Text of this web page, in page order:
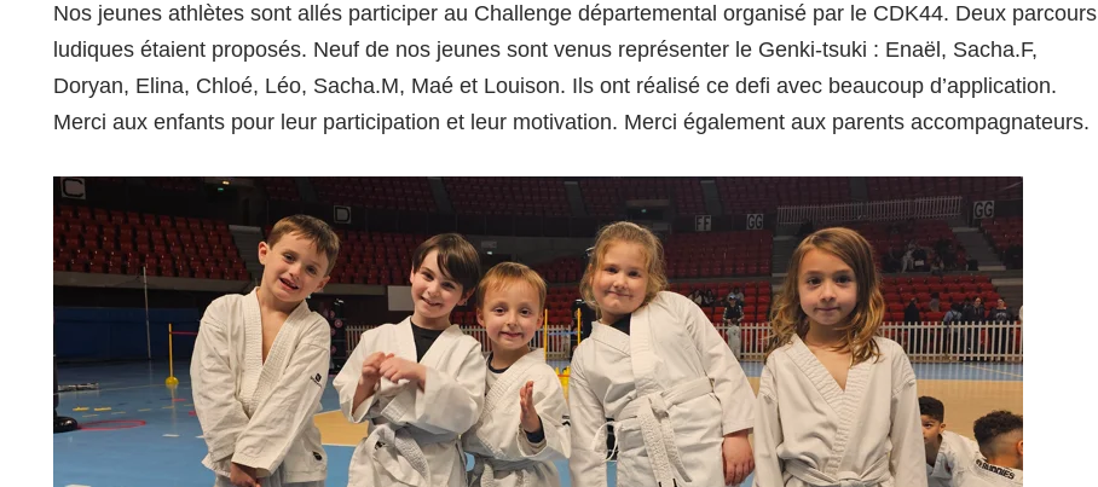
Nos jeunes athlètes sont allés participer au Challenge départemental organisé par le CDK44. Deux parcours
ludiques étaient proposés. Neuf de nos jeunes sont venus représenter le Genki-tsuki : Enaël, Sacha.F,
Doryan, Elina, Chloé, Léo, Sacha.M, Maé et Louison. Ils ont réalisé ce defi avec beaucoup d’application.
Merci aux enfants pour leur participation et leur motivation. Merci également aux parents accompagnateurs.